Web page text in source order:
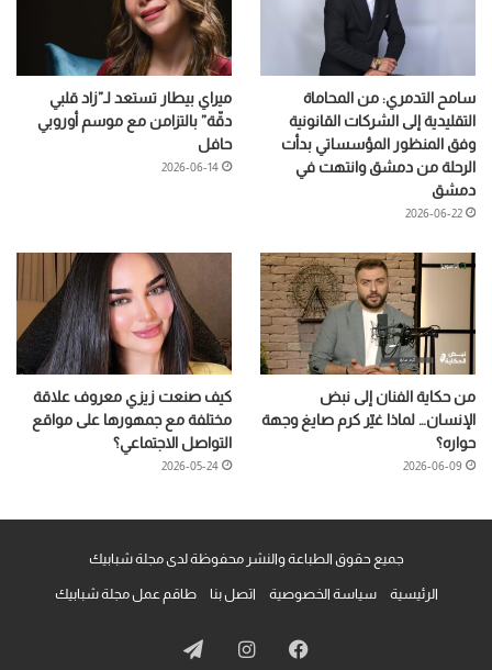
سامح التدمري: من المحاماة
التقليدية إلى الشركات القانونية
وفق المنظور المؤسساتي بدأت
الرحلة من دمشق وانتهت في
دمشق
2026-06-22
ميراي بيطار تستعد لـ”زاد قلبي
دقّة” بالتزامن مع موسم أوروبي
حافل
2026-06-14
من حكاية الفنان إلى نبض
الإنسان… لماذا غيّر كرم صايغ وجهة
حواره؟
2026-06-09
كيف صنعت زيزي معروف علاقة
مختلفة مع جمهورها على مواقع
التواصل الاجتماعي؟
2026-05-24
جميع حقوق الطباعة والنشر محفوظة لدى مجلة شبابيك
الرئيسية سياسة الخصوصية اتصل بنا طاقم عمل مجلة شبابيك
فيسبوكانستقرامتيلقرام